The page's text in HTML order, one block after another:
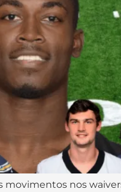
movimentos nos